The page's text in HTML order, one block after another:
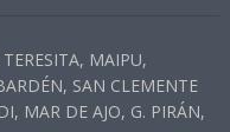
MAIPU,
SAN CLEMENTE
MAR DE AJO, G. PIRÁN,